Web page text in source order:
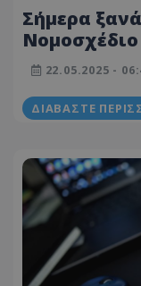
Σήμερα
Πώς απαντά
22.05.2025 -
ΔΙΑΒΆΣΤΕ